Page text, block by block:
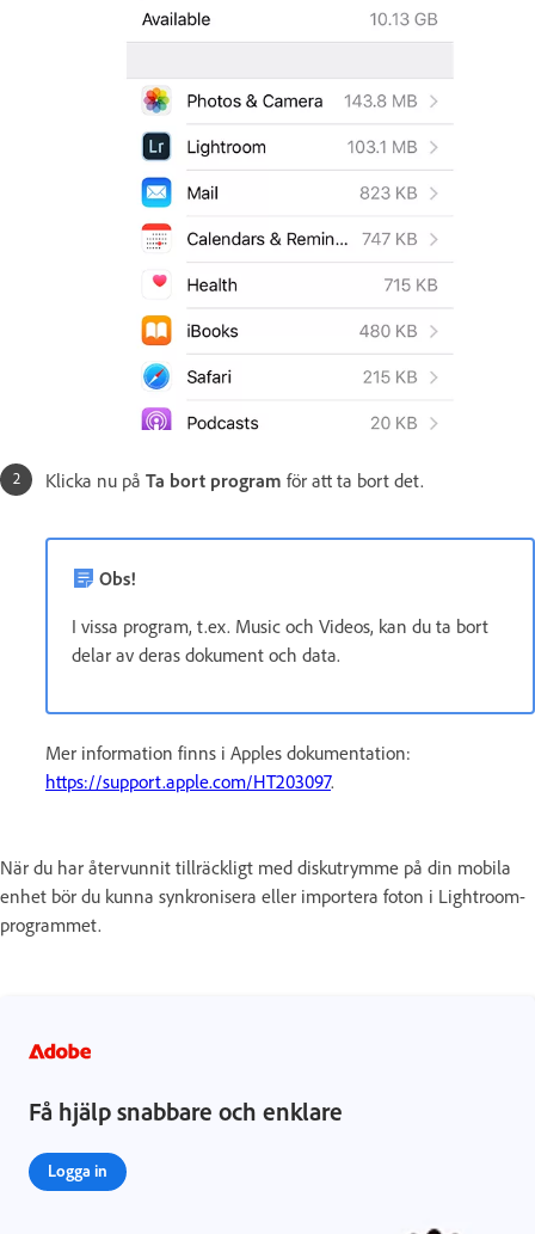
Klicka nu på Ta bort program för att ta bort det.
Obs!
I vissa program, t.ex. Music och Videos, kan du ta bort
delar av deras dokument och data.
Mer information finns i Apples dokumentation:
https://support.apple.com/HT203097.
När du har återvunnit tillräckligt med diskutrymme på din mobila
enhet bör du kunna synkronisera eller importera foton i Lightroom-
programmet.
Få hjälp snabbare och enklare
Logga in